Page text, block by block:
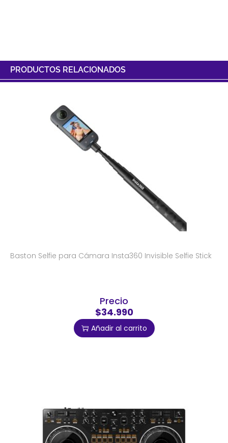
PRODUCTOS RELACIONADOS
Baston Selfie para Cámara Insta360 Invisible Selfie Stick
Precio
$34.990
Añadir al carrito